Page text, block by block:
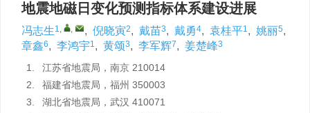
地震地磁日变化预测指标体系建设进展
冯志生1, , , 倪晓寅2, 戴苗3, 戴勇4, 袁桂平1, 姚丽5,
章鑫6, 李鸿宇1, 黄颂3, 李军辉7, 姜楚峰3
1.
江苏省地震局，南京 210014
2.
福建省地震局，福州 350003
3.
湖北省地震局，武汉 410071